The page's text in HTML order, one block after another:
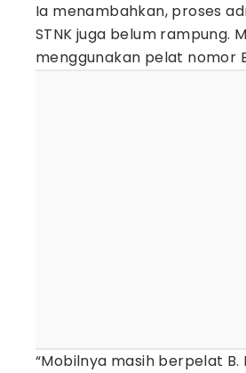
Ia menambahkan, proses
STNK juga belum rampung.
menggunakan pelat nomor
“Mobilnya masih berpelat